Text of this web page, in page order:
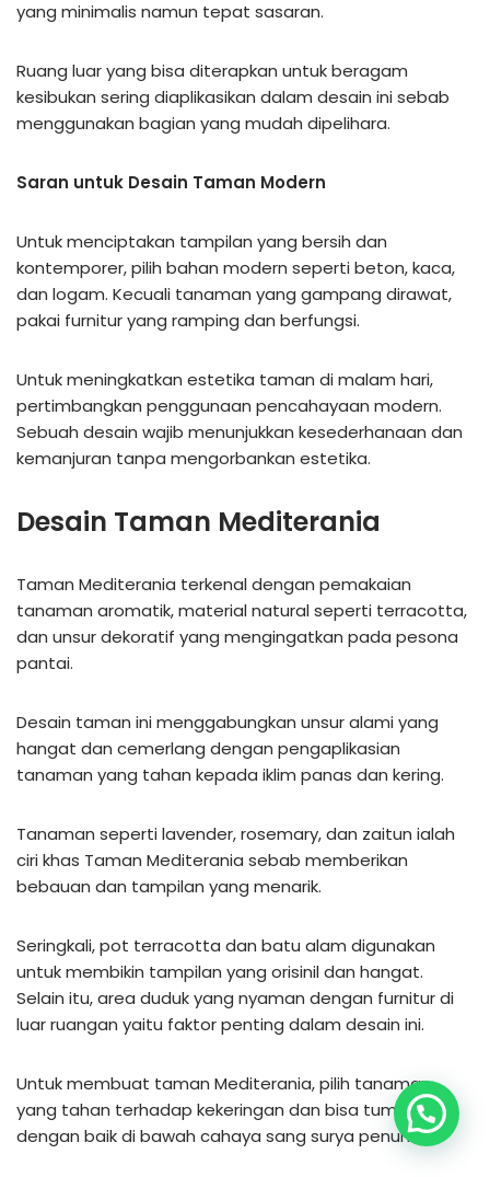
yang minimalis namun tepat sasaran.
Ruang luar yang bisa diterapkan untuk beragam
kesibukan sering diaplikasikan dalam desain ini sebab
menggunakan bagian yang mudah dipelihara.
Saran untuk Desain Taman Modern
Untuk menciptakan tampilan yang bersih dan
kontemporer, pilih bahan modern seperti beton, kaca,
dan logam. Kecuali tanaman yang gampang dirawat,
pakai furnitur yang ramping dan berfungsi.
Untuk meningkatkan estetika taman di malam hari,
pertimbangkan penggunaan pencahayaan modern.
Sebuah desain wajib menunjukkan kesederhanaan dan
kemanjuran tanpa mengorbankan estetika.
Desain Taman Mediterania
Taman Mediterania terkenal dengan pemakaian
tanaman aromatik, material natural seperti terracotta,
dan unsur dekoratif yang mengingatkan pada pesona
pantai.
Desain taman ini menggabungkan unsur alami yang
hangat dan cemerlang dengan pengaplikasian
tanaman yang tahan kepada iklim panas dan kering.
Tanaman seperti lavender, rosemary, dan zaitun ialah
ciri khas Taman Mediterania sebab memberikan
bebauan dan tampilan yang menarik.
Seringkali, pot terracotta dan batu alam digunakan
untuk membikin tampilan yang orisinil dan hangat.
Selain itu, area duduk yang nyaman dengan furnitur di
luar ruangan yaitu faktor penting dalam desain ini.
Untuk membuat taman Mediterania, pilih tanaman
yang tahan terhadap kekeringan dan bisa tumbuh
dengan baik di bawah cahaya sang surya penuh.